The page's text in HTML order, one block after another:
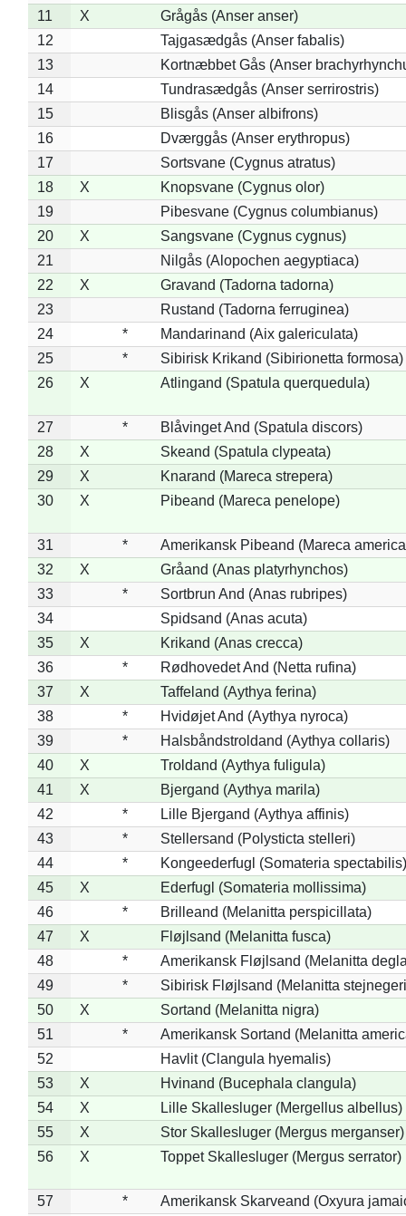
11
X
Grågås (Anser anser)
12
Tajgasædgås (Anser fabalis)
13
Kortnæbbet Gås (Anser
14
Tundrasædgås (Anser serrirostris)
15
Blisgås (Anser albifrons)
16
Dværggås (Anser erythropus)
17
Sortsvane (Cygnus atratus)
18
X
Knopsvane (Cygnus olor)
19
Pibesvane (Cygnus columbianus)
20
X
Sangsvane (Cygnus cygnus)
21
Nilgås (Alopochen aegyptiaca)
22
X
Gravand (Tadorna tadorna)
23
Rustand (Tadorna ferruginea)
24
*
Mandarinand (Aix galericulata)
25
*
Sibirisk Krikand (Sibirionetta formosa)
26
X Atlingand (Spatula querquedula)
27 *
Blåvinget And (Spatula discors)
28
X
Skeand (Spatula clypeata)
29
X
Knarand (Mareca strepera)
30
X Pibeand (Mareca penelope)
31 *
Amerikansk Pibeand (Mareca
32
X
Gråand (Anas platyrhynchos)
33
*
Sortbrun And (Anas rubripes)
34
Spidsand (Anas acuta)
35
X
Krikand (Anas crecca)
36
*
Rødhovedet And (Netta rufina)
37
X
Taffeland (Aythya ferina)
38
*
Hvidøjet And (Aythya nyroca)
39
*
Halsbåndstroldand (Aythya collaris)
40
X
Troldand (Aythya fuligula)
41
X
Bjergand (Aythya marila)
42
*
Lille Bjergand (Aythya affinis)
43
*
Stellersand (Polysticta stelleri)
44
*
Kongeederfugl (Somateria spectabilis)
45
X
Ederfugl (Somateria mollissima)
46
*
Brilleand (Melanitta perspicillata)
47
X
Fløjlsand (Melanitta fusca)
48
*
Amerikansk Fløjlsand (Melanitta
49
*
Sibirisk Fløjlsand (Melanitta
50
X
Sortand (Melanitta nigra)
51
*
Amerikansk Sortand (Melanitta
52
Havlit (Clangula hyemalis)
53
X
Hvinand (Bucephala clangula)
54
X
Lille Skallesluger (Mergellus albellus)
55
X
Stor Skallesluger (Mergus merganser)
56
X Toppet Skallesluger (Mergus serrator)
57 *
Amerikansk Skarveand (Oxyura